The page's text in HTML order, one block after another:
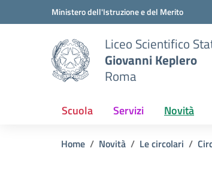
Vai ai contenuti
Vai al menu di navigazioneMinistero dell'Istruzione e del Merito
Liceo Scientifico
Giovanni Keplero
Roma
Scuola Servizi Novità
Home Novità Le circolari